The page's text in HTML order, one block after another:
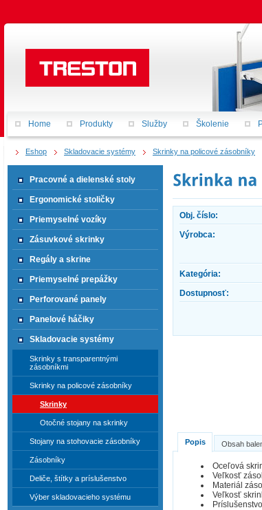
Eshop Skladovacie systémy Skrinky na policové zásobníky
Obj. číslo:
Výrobca:
Kategória:
Dostupnosť:
Popis Obsah
Oceľová
Veľkosť
Materiál
Veľkosť
Pracovné a dielenské stoly
Ergonomické stoličky
Priemyselné vozíky
Zásuvkové skrinky
Regály a skrine
Priemyselné prepážky
Perforované panely
Panelové háčiky
Skladovacie systémy
Skrinky s transparentnými
zásobníkmi
Skrinky na policové zásobníky
Skrinky
Otočné stojany na skrinky
Stojany na stohovacie zásobníky
Zásobníky
Deliče, štítky a príslušenstvo
Výber skladovacieho systému
Home Produkty Služby Školenie